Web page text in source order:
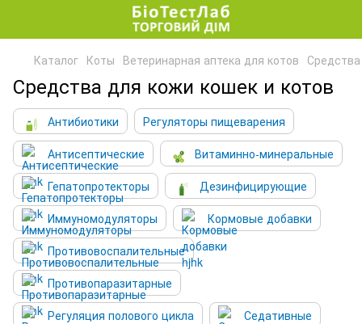
Каталог Коты Ветеринарная аптека для котов
Средства для кожи кошек и котов
Антибиотики
Регуляторы пищеварения
Антисептические
Витаминно-минеральные
Гепатопротекторы
Дезинфицирующие
Иммуномодуляторы
Кормовые добавки
Противовоспалительные
Противопаразитарные
Регуляция полового цикла
Седативные